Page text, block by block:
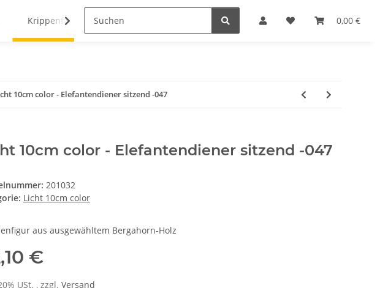
0,00 €
Krippenfiguren Krippenzubehör
10cm color - Elefantendiener sitzend -047
10cm color - Elefantendiener sitzend -047
201032
Licht 10cm color
aus ausgewähltem Bergahorn-Holz
€
USt. , zzgl. Versand